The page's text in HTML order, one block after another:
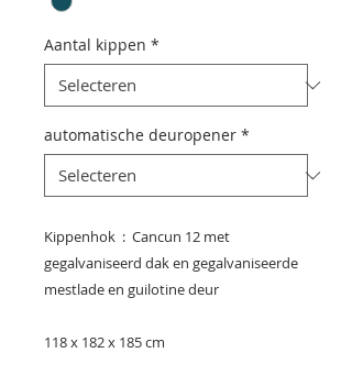
Aantal kippen *
automatische deuropener *
Kippenhok : Cancun 12 met
gegalvaniseerd dak en gegalvaniseerde
mestlade en guilotine deur
118 x 182 x 185 cm